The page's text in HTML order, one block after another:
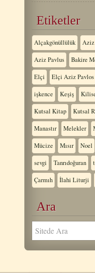
Etiketler
Alçakgönüllülük Aziz
Aziz Pavlus Bakire
Elçi Elçi Aziz Pavlos
işkence Keşiş
Kutsal Kitap Kutsal
Manastır Melekler
Mücize Mısır Noel
sevgi Tanrıdoğuran
Çarmıh İlahi Liturji
Ara